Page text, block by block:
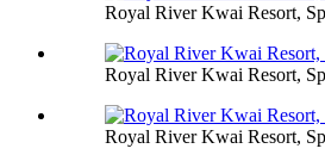
Royal River Kwai Resort,
Royal River Kwai Resort,
Royal River Kwai Resort,